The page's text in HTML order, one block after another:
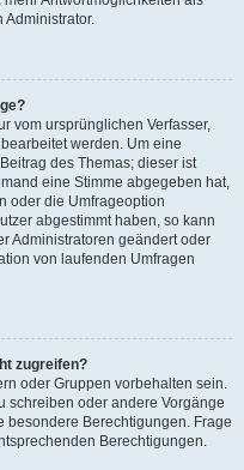
Administrator.
vom ursprünglichen Verfasser,
werden. Um eine
des Themas; dieser ist
eine Stimme abgegeben hat,
oder die Umfrageoption
abgestimmt haben, so kann
Administratoren geändert oder
von laufenden Umfragen
zugreifen?
oder Gruppen vorbehalten sein.
schreiben oder andere Vorgänge
besondere Berechtigungen. Frage
Berechtigungen.